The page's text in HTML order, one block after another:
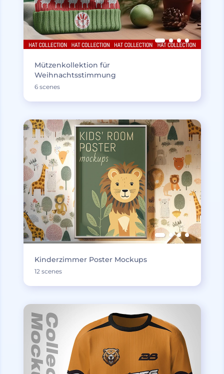
Mützenkollektion für
Weihnachtsstimmung
6 scenes
Kinderzimmer Poster Mockups
12 scenes